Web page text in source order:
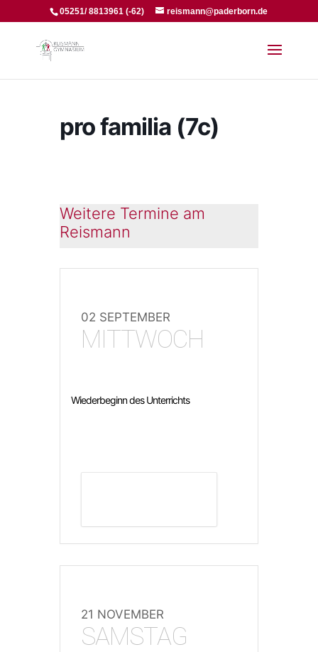
05251/ 8813961 (-62) reismann@paderborn.de
pro familia (7c)
Weitere Termine am
Reismann
02 SEPTEMBER
MITTWOCH
Wiederbeginn des Unterrichts
21 NOVEMBER
SAMSTAG